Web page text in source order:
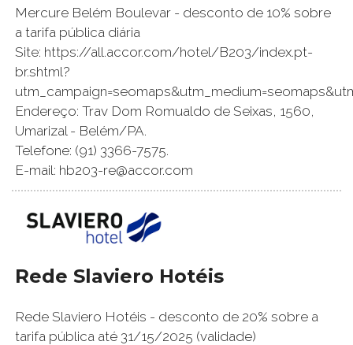
Mercure Belém Boulevar - desconto de 10% sobre
a tarifa pública diária
Site: https://all.accor.com/hotel/B203/index.pt-
br.shtml?
Endereço: Trav Dom Romualdo de Seixas, 1560,
Umarizal - Belém/PA.
Telefone: (91) 3366-7575.
E-mail: hb203-re@accor.com
Rede Slaviero Hotéis
Rede Slaviero Hotéis - desconto de 20% sobre a
tarifa pública até 31/15/2025 (validade)